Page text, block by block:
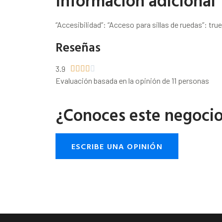
“Accesibilidad”: “Acceso para sillas de ruedas”:
Reseñas
3.9     
Evaluación basada en la opinión de 11 personas
¿Conoces este
ESCRIBE UNA OPINIÓN